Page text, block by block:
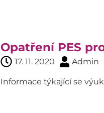
Opatření PES
17. 11. 2020 Admin
Informace týkající se